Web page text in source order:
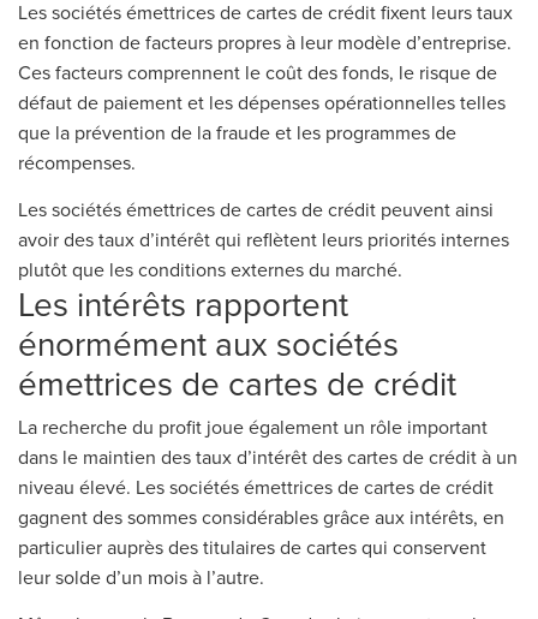
Les sociétés émettrices de cartes de crédit fixent leurs taux
en fonction de facteurs propres à leur modèle d’entreprise.
Ces facteurs comprennent le coût des fonds, le risque de
défaut de paiement et les dépenses opérationnelles telles
que la prévention de la fraude et les programmes de
récompenses.
Les sociétés émettrices de cartes de crédit peuvent ainsi
avoir des taux d’intérêt qui reflètent leurs priorités internes
plutôt que les conditions externes du marché.
Les intérêts rapportent
énormément aux sociétés
émettrices de cartes de crédit
La recherche du profit joue également un rôle important
dans le maintien des taux d’intérêt des cartes de crédit à un
niveau élevé. Les sociétés émettrices de cartes de crédit
gagnent des sommes considérables grâce aux intérêts, en
particulier auprès des titulaires de cartes qui conservent
leur solde d’un mois à l’autre.